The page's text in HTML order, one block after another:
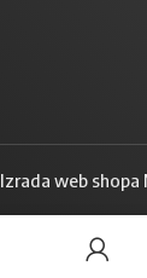
Izrada web